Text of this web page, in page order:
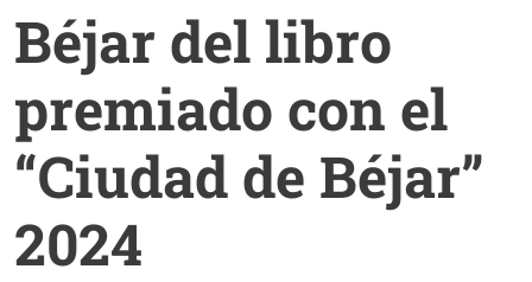
Béjar del libro
premiado con el
“Ciudad de Béjar”
2024